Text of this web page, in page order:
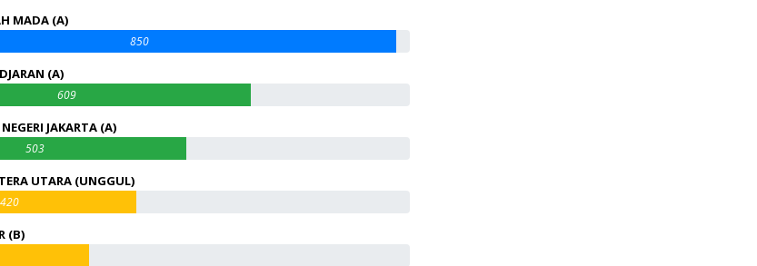
MADA (A)
850
(A)
609
JAKARTA (A)
503
UTARA (UNGGUL)
420
(B)